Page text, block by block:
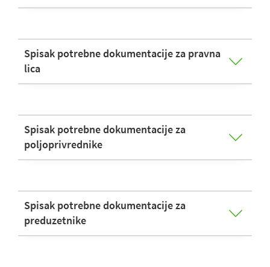
Spisak potrebne dokumentacije za pravna
lica
Spisak potrebne dokumentacije za
poljoprivrednike
Spisak potrebne dokumentacije za
preduzetnike